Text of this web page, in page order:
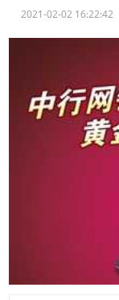
2021-02-02 16:22:42